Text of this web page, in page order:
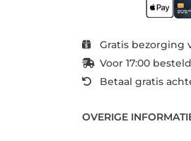
Gratis bezorging
Voor 17:00
Betaal gratis
OVERIGE